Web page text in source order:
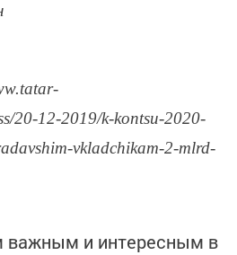
20-12-2019/k-kontsu-2020-
vkladchikam-2-mlrd-
важным и интересным в